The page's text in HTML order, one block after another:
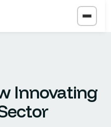
Innovating